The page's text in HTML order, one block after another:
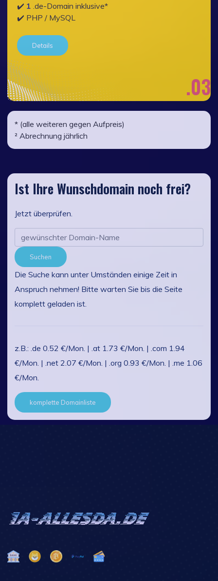
✔️ 1 .de-Domain inklusive*
✔️ PHP / MySQL
Details
.03
* (alle weiteren gegen Aufpreis)
² Abrechnung jährlich
Ist Ihre Wunschdomain noch frei?
Jetzt überprüfen.
Suchen
Die Suche kann unter Umständen einige Zeit in
Anspruch nehmen! Bitte warten Sie bis die Seite
komplett geladen ist.
z.B.: .de 0.52 €/Mon. | .at 1.73 €/Mon. | .com 1.94
€/Mon. | .net 2.07 €/Mon. | .org 0.93 €/Mon. | .me 1.06
€/Mon.
komplette Domainliste